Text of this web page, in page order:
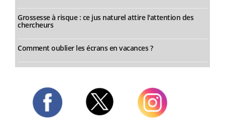
Grossesse à risque : ce jus naturel attire l'attention des
chercheurs
Comment oublier les écrans en vacances ?